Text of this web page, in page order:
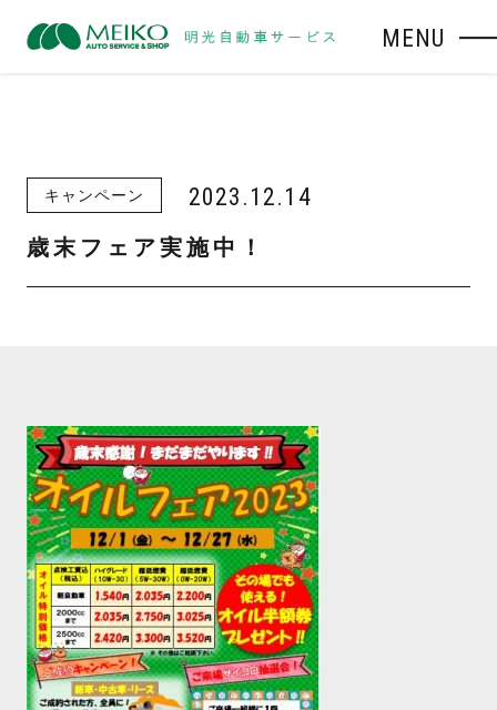
MENU
キャンペーン 2023.12.14
歳末フェア実施中！